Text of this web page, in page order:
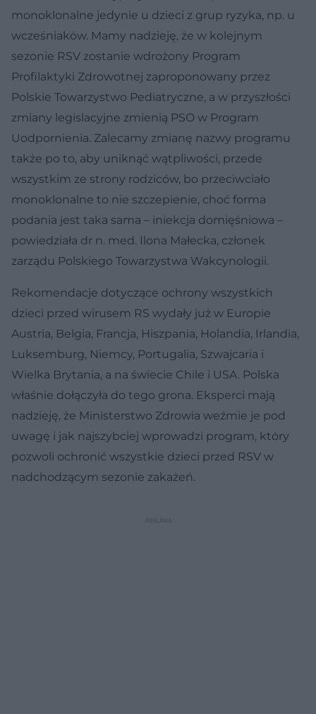
monoklonalne jedynie u dzieci z grup ryzyka, np. u
wcześniaków. Mamy nadzieję, że w kolejnym
sezonie RSV zostanie wdrożony Program
Profilaktyki Zdrowotnej zaproponowany przez
Polskie Towarzystwo Pediatryczne, a w przyszłości
zmiany legislacyjne zmienią PSO w Program
Uodpornienia. Zalecamy zmianę nazwy programu
także po to, aby uniknąć wątpliwości, przede
wszystkim ze strony rodziców, bo przeciwciało
monoklonalne to nie szczepienie, choć forma
podania jest taka sama – iniekcja domięśniowa –
powiedziała dr n. med. Ilona Małecka, członek
zarządu Polskiego Towarzystwa Wakcynologii.
Rekomendacje dotyczące ochrony wszystkich
dzieci przed wirusem RS wydały już w Europie
Austria, Belgia, Francja, Hiszpania, Holandia, Irlandia,
Luksemburg, Niemcy, Portugalia, Szwajcaria i
Wielka Brytania, a na świecie Chile i USA. Polska
właśnie dołączyła do tego grona. Eksperci mają
nadzieję, że Ministerstwo Zdrowia weźmie je pod
uwagę i jak najszybciej wprowadzi program, który
pozwoli ochronić wszystkie dzieci przed RSV w
nadchodzącym sezonie zakażeń.